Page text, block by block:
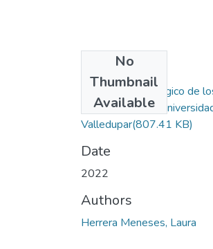
No
Thumbnail
Available
Bienestar Psicológico de
Psicología de la
Valledupar(807.41 KB)
Date
2022
Authors
Herrera Meneses, Laura